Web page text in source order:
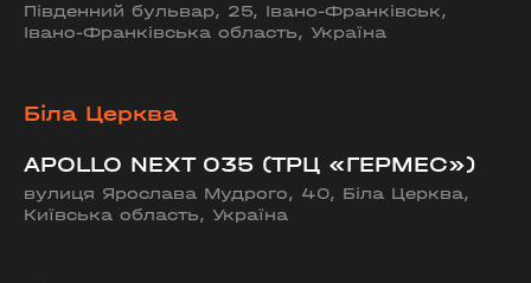
Південний бульвар, 25, Івано-Франківськ,
Івано-Франківська область, Україна
Біла Церква
APOLLO NEXT 035 (ТРЦ «ГЕРМЕС»)
вулиця Ярослава Мудрого, 40, Біла Церква,
Київська область, Україна